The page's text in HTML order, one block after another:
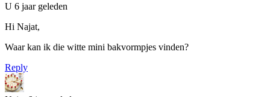
U 6 jaar geleden
Hi Najat,
Waar kan ik die witte mini bakvormpjes vinden?
Reply